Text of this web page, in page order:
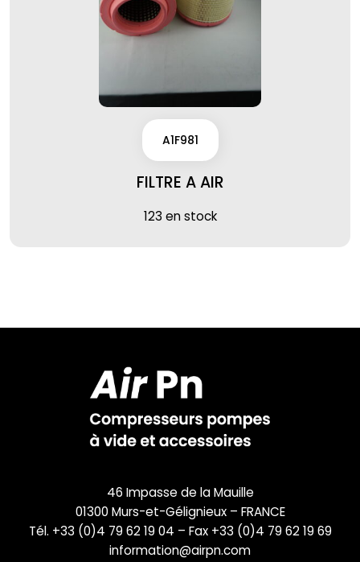
A1F981
FILTRE A AIR
123 en stock
46 Impasse de la Mauille
01300 Murs-et-Gélignieux – FRANCE
Tél. +33 (0)4 79 62 19 04 – Fax +33 (0)4 79 62 19 69
information@airpn.com